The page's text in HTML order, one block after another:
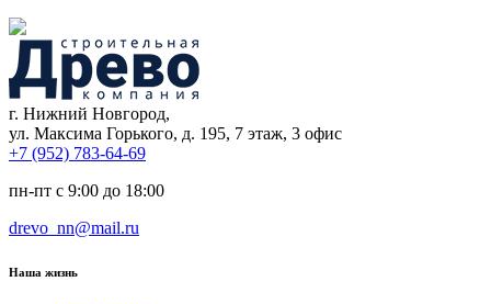
г. Нижний Новгород,
ул. Максима Горького, д. 195, 7 этаж, 3 офис
+7 (952) 783-64-69
пн-пт с 9:00 до 18:00
drevo_nn@mail.ru
Наша жизнь